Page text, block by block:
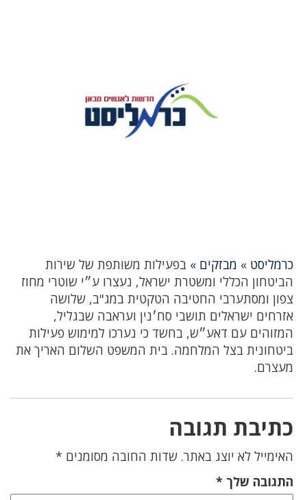
כרמליסט » מבזקים » בפעילות משותפת של שירות
הביטחון הכללי ומשטרת ישראל, נעצרו ע״י שוטרי מחוז
צפון ומסתערבי החטיבה הטקטית במג"ב, שלושה
אזרחים ישראלים תושבי סח׳נין ועראבה שבגליל,
המזוהים עם דאע״ש, בחשד כי נערכו למימוש פעילות
ביטחונית בצל המלחמה. בית המשפט השלום האריך את
מעצרם.
כתיבת תגובה
האימייל לא יוצג באתר. שדות החובה מסומנים *
התגובה שלך *